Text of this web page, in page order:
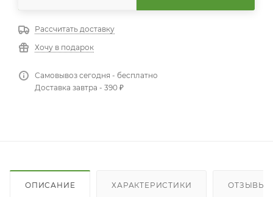
Рассчитать доставку
Хочу в подарок
Самовывоз сегодня - бесплатно
Доставка завтра - 390 ₽
ОПИСАНИЕ ХАРАКТЕРИСТИКИ ОТЗЫВЫ